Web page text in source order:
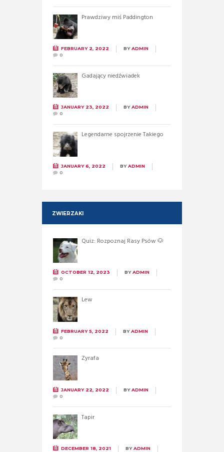
Prawdziwy miś Paddington
FEBRUARY 2, 2022 BYADMIN
0
Gadający niedźwiadek
JANUARY 23, 2022 BYADMIN
0
Legendarne spojrzenie Takiego
JANUARY 6, 2022 BYADMIN
0
ZWIERZAKI
Quiz: Rozpoznaj Rasy Psów 🐶
OCTOBER 12, 2023 BYADMIN
0
Lew
FEBRUARY 5, 2022 BYADMIN
0
Żyrafa
JANUARY 22, 2022 BYADMIN
0
Tapir
DECEMBER 18, 2021 BYADMIN